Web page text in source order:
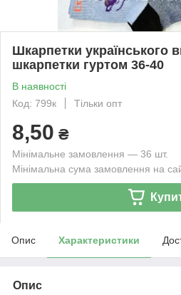
Шкарпетки українського
шкарпетки гуртом 36-40
В наявності
Код: 799к
Тільки опт
8,50 ₴
Мінімальне замовлення — 36 шт.
Мінімальна сума замовлення на
Опис Характеристики
Опис